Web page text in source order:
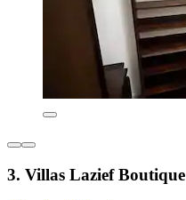
3. Villas Lazief Boutique